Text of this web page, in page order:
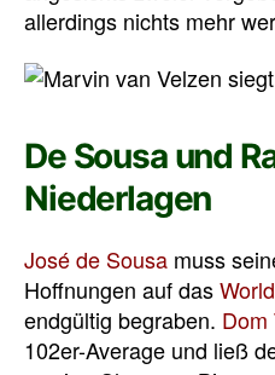
allerdings nichts mehr
De Sousa und
Niederlagen
José de Sousa muss
Hoffnungen auf das
endgültig begraben. Dom
102er-Average und ließ